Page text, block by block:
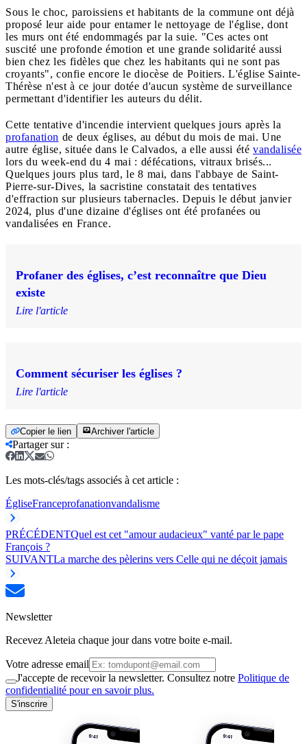
Sous le choc, paroissiens et habitants de la commune ont déjà
proposé leur aide pour entamer le nettoyage de l'église, dont
les murs ont été endommagés par la suie. "Ces actes ont
suscité une profonde émotion et une grande solidarité aussi
bien chez les fidèles que chez les habitants qui ne sont pas
croyants", confie encore le diocèse de Poitiers. L'église Sainte-
Thérèse n'est à ce jour dotée d'aucun système de surveillance
permettant d'identifier les auteurs du délit.
Cette tentative d'incendie intervient quelques jours après la
profanation de deux églises, au début du mois de mai. Une
autre église, située dans le Calvados, a elle aussi été vandalisée
lors du week-end du 4 mai : défécations, vitraux brisés...
Quelques jours plus tard, le 8 mai, dans l'abbaye de Saint-
Pierre-sur-Dives, la sacristine constatait des tentatives
d'effraction sur plusieurs tabernacles. Depuis le début janvier
2024, plus d'une dizaine d'églises ont été profanées ou
vandalisées en France.
Profaner des églises, c’est reconnaître que Dieu
existe
Lire l'article
Comment sécuriser les églises ?
Lire l'article
Copier le lien Archiver l'article
Partager sur:
Les mots-clés/tags associés à cet article :
ÉgliseFranceprofanationvandalisme
PRÉCÉDENTQuel est cet "amour audacieux" vanté par le pape
François ?
SUIVANTLa marche des pèlerins vers Celle qui ne déçoit jamais
Newsletter
Recevez Aleteia chaque jour dans votre boite e-mail.
Votre adresse email
J'accepte de recevoir la newsletter. Consultez notre Politique de
confidentialité pour en savoir plus.
S'inscrire